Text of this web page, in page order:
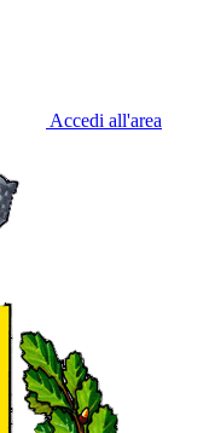
Accedi all'area